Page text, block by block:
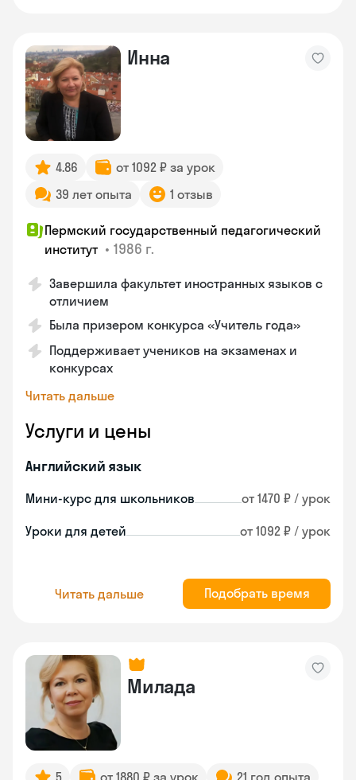
Инна
4.86
от 1092 ₽ за урок
39 лет опыта
1 отзыв
Пермский государственный педагогический
институт • 1986 г.
Завершила факультет иностранных языков с
отличием
Была призером конкурса «Учитель года»
Поддерживает учеников на экзаменах и
конкурсах
Читать дальше
Услуги и цены
Английский язык
Мини-курс для школьников от 1470 ₽ / урок
Уроки для детей от 1092 ₽ / урок
Читать дальше Подобрать время
Милада
5 от 1880 ₽ за урок 21 год опыта